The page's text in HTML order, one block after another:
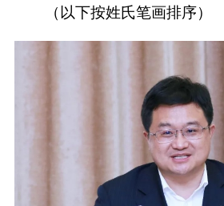
（以下按姓氏笔画排序）